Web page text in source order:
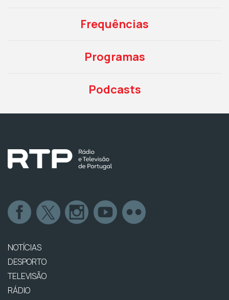
Frequências
Programas
Podcasts
NOTÍCIAS
DESPORTO
TELEVISÃO
RÁDIO